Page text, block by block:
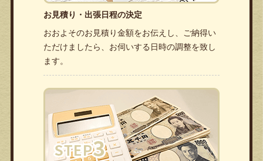
お見積り・出張日程の決定
おおよそのお見積り金額をお伝えし、ご納得い
ただけましたら、お伺いする日時の調整を致し
ます。